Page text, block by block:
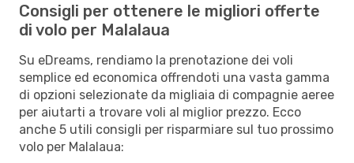
Consigli per ottenere le migliori offerte
di volo per Malalaua
Su eDreams, rendiamo la prenotazione dei voli
semplice ed economica offrendoti una vasta gamma
di opzioni selezionate da migliaia di compagnie aeree
per aiutarti a trovare voli al miglior prezzo. Ecco
anche 5 utili consigli per risparmiare sul tuo prossimo
volo per Malalaua: